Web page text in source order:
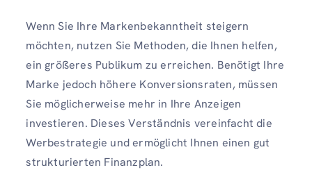
Wenn Sie Ihre Markenbekanntheit steigern
möchten, nutzen Sie Methoden, die Ihnen helfen,
ein größeres Publikum zu erreichen. Benötigt Ihre
Marke jedoch höhere Konversionsraten, müssen
Sie möglicherweise mehr in Ihre Anzeigen
investieren. Dieses Verständnis vereinfacht die
Werbestrategie und ermöglicht Ihnen einen gut
strukturierten Finanzplan.